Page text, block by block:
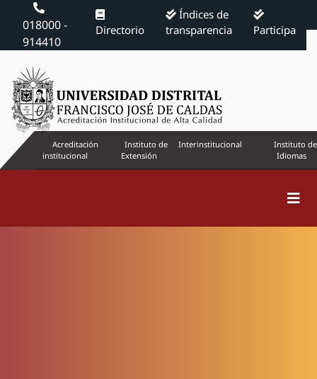
018000 -
914410
Directorio
Índices de
transparencia
Participa
Acreditación
institucional
Instituto de
Extensión
Interinstitucional
Instituto de
Idiomas